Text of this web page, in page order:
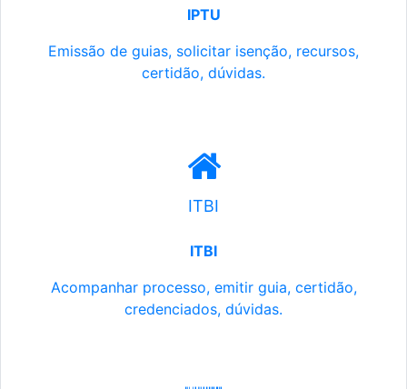
IPTU
Emissão de guias, solicitar isenção, recursos,
certidão, dúvidas.
ITBI
ITBI
Acompanhar processo, emitir guia, certidão,
credenciados, dúvidas.